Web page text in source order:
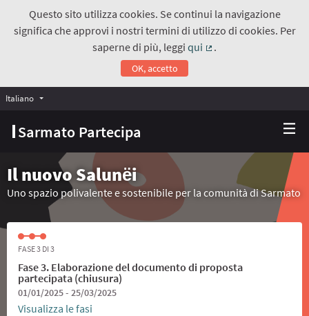
Questo sito utilizza cookies. Se continui la navigazione
significa che approvi i nostri termini di utilizzo di cookies. Per
saperne di più, leggiqui
.
OK, accetto
Sarmato Partecipa
Italiano Choose language
Il nuovo Salunёi
Uno spazio polivalente e sostenibile per la comunità di Sarmato
FASE 3 DI 3
Fase 3. Elaborazione del documento di proposta
partecipata (chiusura)
01/01/2025 - 25/03/2025
Visualizza le fasi